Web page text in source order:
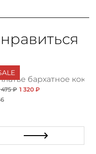
принт
бархатное
475 ₽ 1 320 ₽